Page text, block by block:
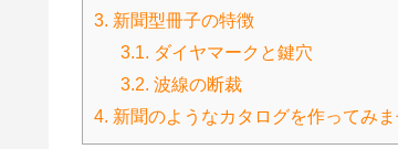
3. 新聞型冊子の特徴
3.1. ダイヤマークと鍵穴
3.2. 波線の断裁
4. 新聞のようなカタログを作ってみま